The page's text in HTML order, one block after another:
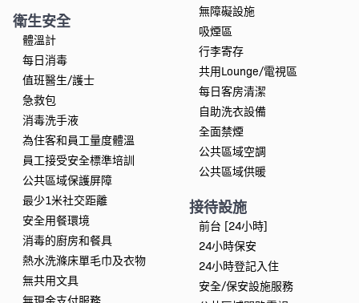
衛生安全
體溫計
每日消毒
值班醫生/護士
急救包
消毒洗手液
為住客和員工量度體溫
員工接受安全標準培訓
公共區域保護屏障
最少1米社交距離
安全用餐環境
消毒的廚房和餐具
熱水洗滌床單毛巾及衣物
無共用文具
無障礙設施
吸煙區
行李寄存
共用Lounge/電視區
每日客房清潔
自助洗衣設備
全面禁煙
公共區域空調
公共區域供暖
接待設施
前台 [24小時]
24小時保安
24小時登記入住
安全/保安設施服務